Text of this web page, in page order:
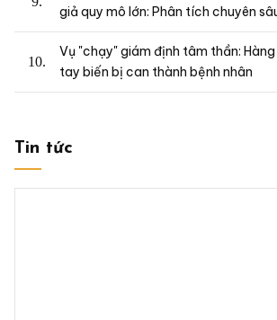
giả quy mô lớn: Phân tích chuyên
Vụ "chạy" giám định tâm thần:
tay biến bị can thành bệnh nhân
Tin tức